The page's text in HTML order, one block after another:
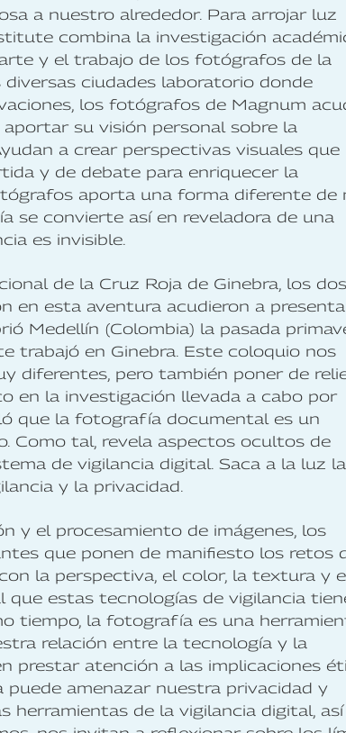
a nuestro alrededor. Para arrojar luz
combina la investigación
y el trabajo de los fotógrafos de la
ciudades laboratorio donde
los fotógrafos de Magnum
aportar su visión personal sobre la
a crear perspectivas visuales que
y de debate para enriquecer la
aporta una forma diferente de
se convierte así en reveladora de una
es invisible.
de la Cruz Roja de Ginebra, los dos
en esta aventura acudieron a
Medellín (Colombia) la pasada
trabajó en Ginebra. Este coloquio nos
diferentes, pero también poner de
en la investigación llevada a cabo por
que la fotografía documental es un
Como tal, revela aspectos ocultos de
de vigilancia digital. Saca a la luz
y la privacidad.
y el procesamiento de imágenes, los
que ponen de manifiesto los retos
la perspectiva, el color, la textura y
estas tecnologías de vigilancia
tiempo, la fotografía es una
relación entre la tecnología y la
prestar atención a las implicaciones
amenazar nuestra privacidad y
herramientas de la vigilancia digital, así